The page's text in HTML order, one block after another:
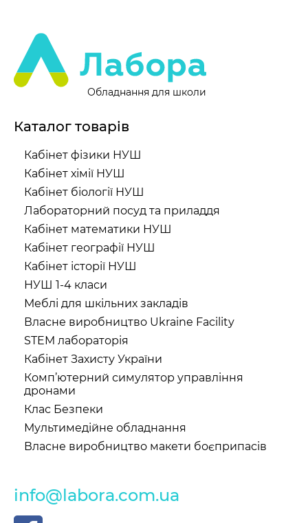
Обладнання для школи
Каталог товарів
Кабінет фізики НУШ
Кабінет хімії НУШ
Кабінет біології НУШ
Лабораторний посуд та приладдя
Кабінет математики НУШ
Кабінет географії НУШ
Кабінет історії НУШ
НУШ 1-4 класи
Меблі для шкільних закладів
Власне виробництво Ukraine Facility
STEM лабораторія
Кабінет Захисту України
Комп’ютерний симулятор управління
дронами
Клас Безпеки
Мультимедійне обладнання
Власне виробництво макети боєприпасів
info@labora.com.ua